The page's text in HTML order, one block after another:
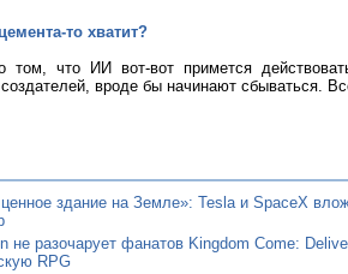
то хватит?
том, что ИИ вот-вот примется
вроде бы начинают сбываться.
здание на Земле»: Tesla и SpaceX
не разочарует фанатов Kingdom Come:
RPG